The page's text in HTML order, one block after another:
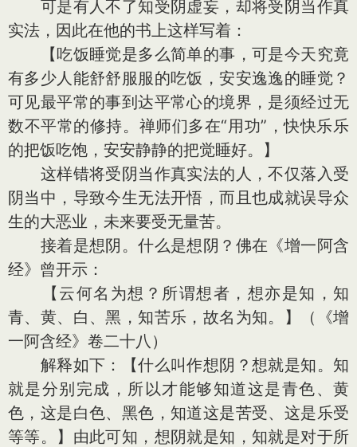
可是有人不了知受阴虚妄，却将受阴当作真
实法，因此在他的书上这样写着：
【吃饭睡觉是多么简单的事，可是今天究竟
有多少人能舒舒服服的吃饭，安安逸逸的睡觉？
可见最平常的事到达平常心的境界，是须经过无
数不平常的修持。禅师们多在“用功”，快快乐乐
的把饭吃饱，安安静静的把觉睡好。】
这样错将受阴当作真实法的人，不仅落入受
阴当中，导致今生无法开悟，而且也成就误导众
生的大恶业，未来要受无量苦。
接着是想阴。什么是想阴？佛在《增一阿含
经》曾开示：
【云何名为想？所谓想者，想亦是知，知
青、黄、白、黑，知苦乐，故名为知。】（《增
一阿含经》卷二十八）
解释如下：【什么叫作想阴？想就是知。知
就是分别完成，所以才能够知道这是青色、黄
色，这是白色、黑色，知道这是苦受、这是乐受
等等。】由此可知，想阴就是知，知就是对于所